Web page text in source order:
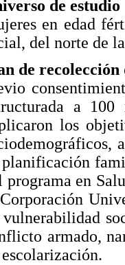
de estudio
en edad
del norte de
de
a
los
programa en
vulnerabilidad
armado,